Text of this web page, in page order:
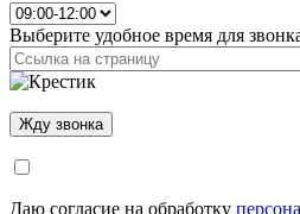
Выберите удобное время для
Даю согласие на обработку